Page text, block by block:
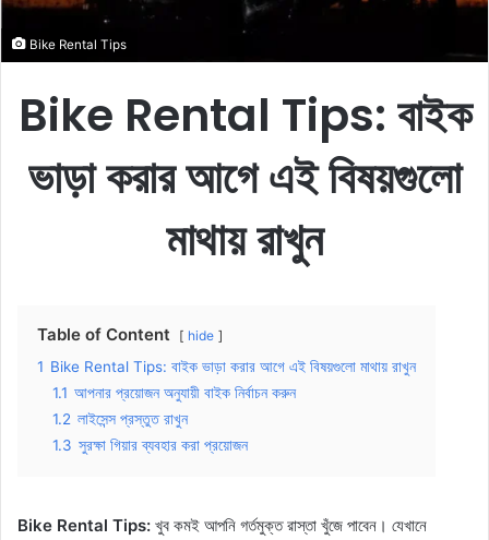
Bike Rental Tips
Bike Rental Tips: বাইক
ভাড়া করার আগে এই বিষয়গুলো
মাথায় রাখুন
Table of Content hide
1 Bike Rental Tips: বাইক ভাড়া করার আগে এই বিষয়গুলো মাথায় রাখুন
1.1 আপনার প্রয়োজন অনুযায়ী বাইক নির্বাচন করুন
1.2 লাইসেন্স প্রস্তুত রাখুন
1.3 সুরক্ষা গিয়ার ব্যবহার করা প্রয়োজন
Bike Rental Tips: খুব কমই আপনি গর্তমুক্ত রাস্তা খুঁজে পাবেন। যেখানে